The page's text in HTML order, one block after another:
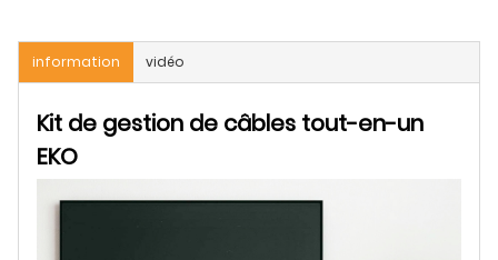
information vidéo
Kit de gestion de câbles tout-en-un
EKO